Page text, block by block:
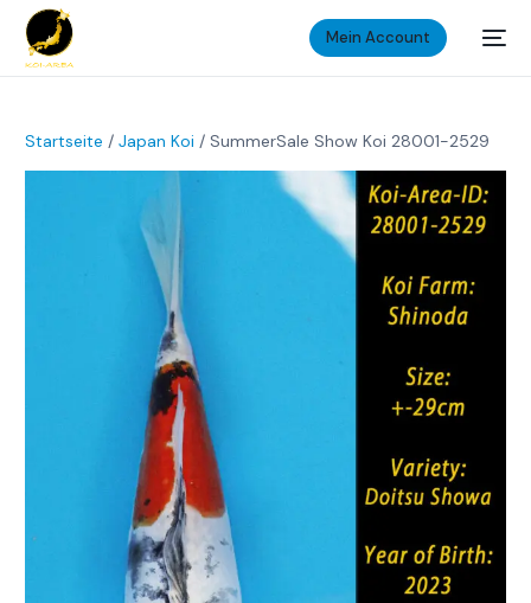
Mein Account
Startseite /Japan Koi / SummerSale Show Koi 28001-2529